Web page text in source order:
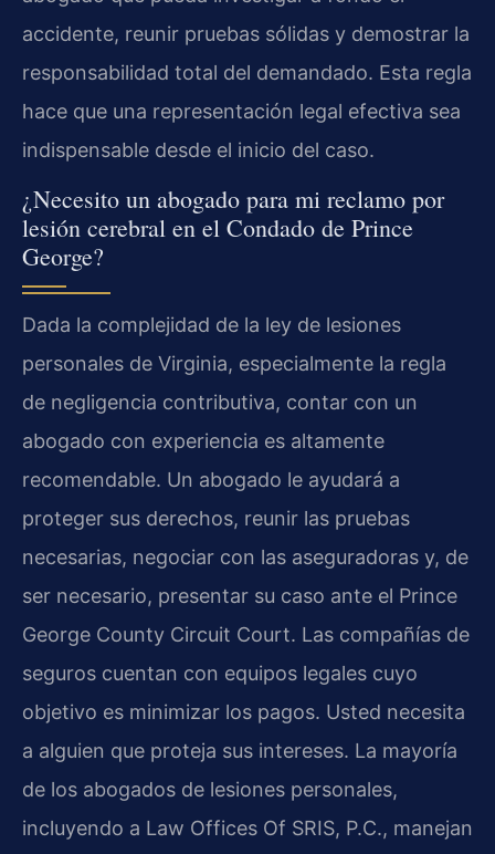
accidente, reunir pruebas sólidas y demostrar la
responsabilidad total del demandado. Esta regla
hace que una representación legal efectiva sea
indispensable desde el inicio del caso.
¿Necesito un abogado para mi reclamo por
lesión cerebral en el Condado de Prince
George?
Dada la complejidad de la ley de lesiones
personales de Virginia, especialmente la regla
de negligencia contributiva, contar con un
abogado con experiencia es altamente
recomendable. Un abogado le ayudará a
proteger sus derechos, reunir las pruebas
necesarias, negociar con las aseguradoras y, de
ser necesario, presentar su caso ante el Prince
George County Circuit Court. Las compañías de
seguros cuentan con equipos legales cuyo
objetivo es minimizar los pagos. Usted necesita
a alguien que proteja sus intereses. La mayoría
de los abogados de lesiones personales,
incluyendo a Law Offices Of SRIS, P.C., manejan